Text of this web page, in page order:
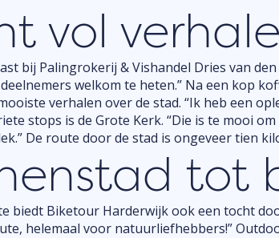
vol
bij Palingrokerij & Vishandel Dries van
welkom te heten.” Na een kop
verhalen over de stad. “Ik heb een
stops is de Grote Kerk. “Die is te mooi
De route door de stad is ongeveer tien
tot
biedt Biketour Harderwijk ook een tocht
helemaal voor natuurliefhebbers!”